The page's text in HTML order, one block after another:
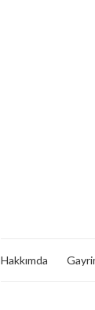
Hakkımda